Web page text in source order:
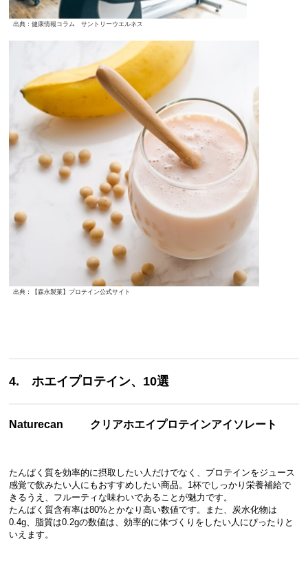
出典：健康情報コラム サントリーウエルネス
出典：【森永製菓】プロテイン公式サイト
4. ホエイプロテイン、10選
Naturecan クリアホエイプロテインアイソレート
たんぱく質を効率的に摂取したい人だけでなく、プロテインをジュース
感覚で飲みたい人にもおすすめしたい商品。1杯でしっかり栄養補給で
きるうえ、フルーティな味わいであることが魅力です。
たんぱく質含有率は80%とかなり高い数値です。また、炭水化物は
0.4g、脂質は0.2gの数値は、効率的に体づくりをしたい人にぴったりと
いえます。